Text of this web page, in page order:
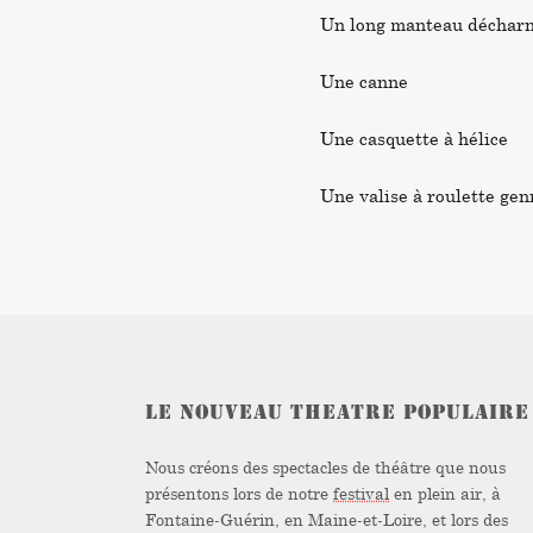
Un long manteau
Une canne
Une casquette à hélice
Une valise à roulette
LE NOUVEAU THEATRE POPULAIRE
Nous créons des spectacles de théâtre que nous
présentons lors de notre festival en plein air, à
Fontaine-Guérin, en Maine-et-Loire, et lors des